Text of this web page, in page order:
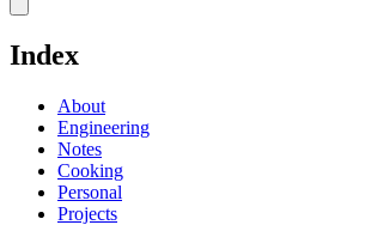
Index
About
Engineering
Notes
Cooking
Personal
Projects